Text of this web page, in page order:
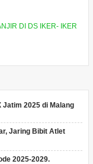
DI DS IKER- IKER
2025 di Malang
Jaring Bibit Atlet
2025-2029.